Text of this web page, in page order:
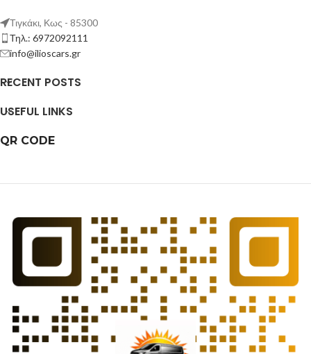
Τιγκάκι, Κως - 85300
Τηλ.: 6972092111
info@ilioscars.gr
RECENT POSTS
USEFUL LINKS
QR CODE